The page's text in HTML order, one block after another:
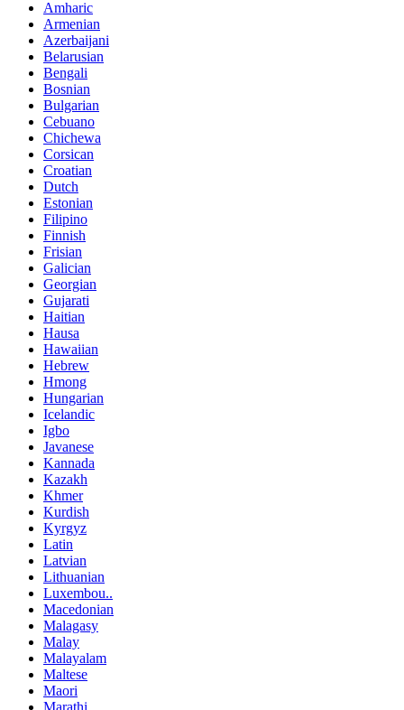
Amharic
Armenian
Azerbaijani
Belarusian
Bengali
Bosnian
Bulgarian
Cebuano
Chichewa
Corsican
Croatian
Dutch
Estonian
Filipino
Finnish
Frisian
Galician
Georgian
Gujarati
Haitian
Hausa
Hawaiian
Hebrew
Hmong
Hungarian
Icelandic
Igbo
Javanese
Kannada
Kazakh
Khmer
Kurdish
Kyrgyz
Latin
Latvian
Lithuanian
Luxembou..
Macedonian
Malagasy
Malay
Malayalam
Maltese
Maori